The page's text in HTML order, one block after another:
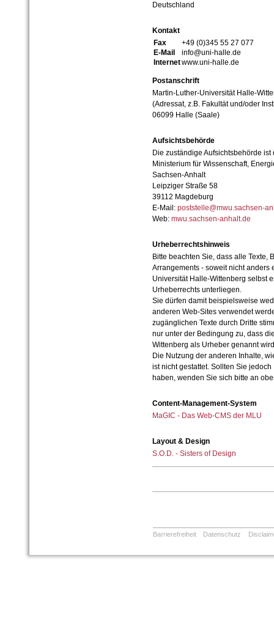
Deutschland
Kontakt
Fax
+49 (0)345 55 27 077
E-Mail
info@uni-halle.de
Internetwww.uni-halle.de
Postanschrift
Martin-Luther-Universität Halle-
(Adressat, z.B. Fakultät und/oder
06099 Halle (Saale)
Aufsichtsbehörde
Die zuständige Aufsichtsbehörde ist
Ministerium für Wissenschaft,
Sachsen-Anhalt
Leipziger Straße 58
39112 Magdeburg
E-Mail: poststelle@mwu.sachsen-
Web: mwu.sachsen-anhalt.de
Urheberrechtshinweis
Bitte beachten Sie, dass alle Texte,
Arrangements - soweit nicht anders
Universität Halle-Wittenberg selbst
Urheberrechts unterliegen.
Sie dürfen damit beispielsweise
anderen Web-Sites verwendet
zugänglichen Texte durch Dritte
nur unter der Bedingung zu, dass
Wittenberg als Urheber genannt
Die Nutzung der anderen Inhalte,
ist nicht gestattet. Sollten Sie
haben, wenden Sie sich bitte an
Content-Management-System
MaGIC - Das Web-CMS der MLU
Layout & Design
S.O.D. - Sisters of Design
Barrierefreiheit Datenschutz